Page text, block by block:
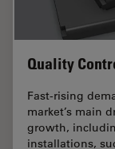
Quality
Fast-rising
market’s main
growth,
installations,